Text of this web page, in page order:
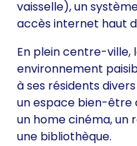
vaisselle), un
accès internet haut
En plein centre-ville,
environnement
à ses résidents
un espace bien-être
un home cinéma, un
une bibliothèque.